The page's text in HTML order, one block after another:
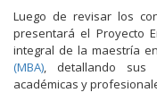
Luego de revisar los
presentará el Proyecto
integral de la maestría en
(MBA), detallando sus
académicas y